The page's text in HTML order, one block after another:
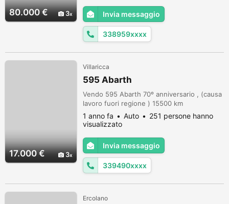
80.000 € 3
2023 Plancetta posteriore prolungata e
collaudata 80 € iva inclusa
Invia messaggio
338959xxxx
17.000 € 3
Villaricca
595 Abarth
Vendo 595 Abarth 70º anniversario , (causa
lavoro fuori regione ) 15500 km
1 anno fa Auto
251 persone hanno
visualizzato
Invia messaggio
339490xxxx
Ercolano